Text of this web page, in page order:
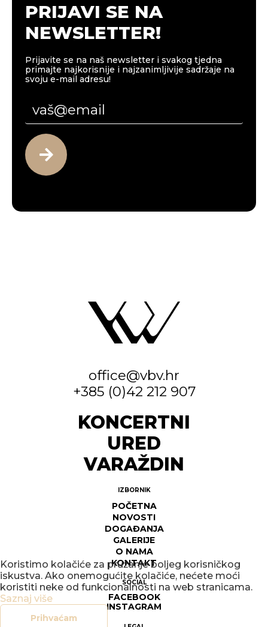
PRIJAVI SE NA
NEWSLETTER!
Prijavite se na naš newsletter i svakog tjedna
primajte najkorisnije i najzanimljivije sadržaje na
svoju e-mail adresu!
office@vbv.hr
+385 (0)42 212 907
KONCERTNI
URED
VARAŽDIN
IZBORNIK
POČETNA
NOVOSTI
DOGAĐANJA
GALERIJE
O NAMA
KONTAKT
SOCIAL
FACEBOOK
INSTAGRAM
Koristimo kolačiće za pružanje boljeg korisničkog
iskustva. Ako onemogućite kolačiće, nećete moći
koristiti neke od funkcionalnosti na web stranicama.
Saznaj više
Prihvaćam